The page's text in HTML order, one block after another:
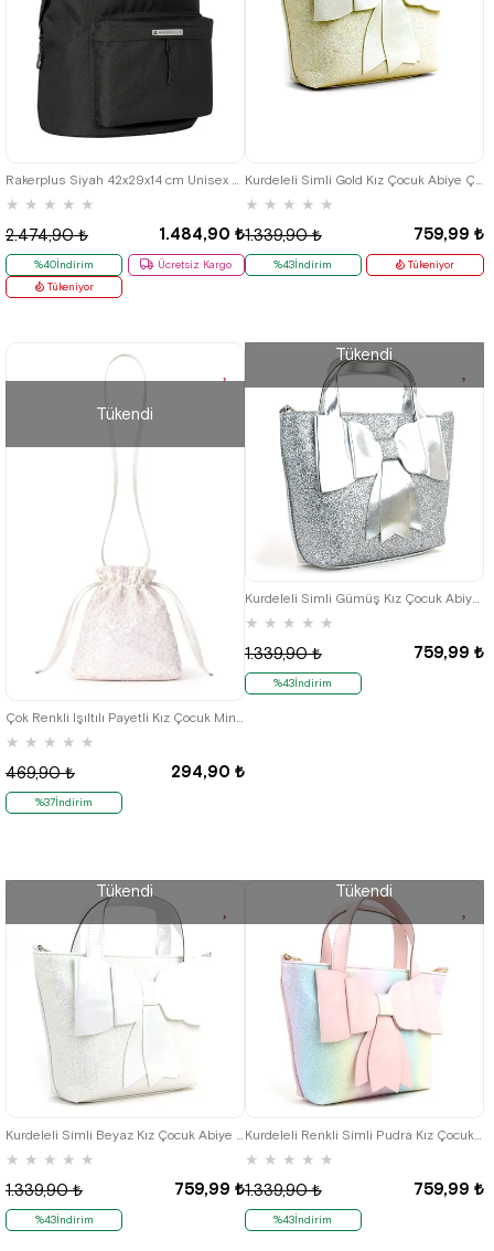
Rakerplus Siyah 42x29x14 cm Unisex Klasik Sırt Okul Çantası
★ ★ ★ ★ ★
1.484,90 ₺
2.474,90 ₺
%40İndirim
Ücretsiz Kargo
Tükeniyor
Kurdeleli Simli Gold Kız Çocuk Abiye Çanta
★ ★ ★ ★ ★
759,99 ₺
1.339,90 ₺
%43İndirim Tükeniyor
Tükendi
★ ★ ★ ★ ★
294,90 ₺
469,90 ₺
%37İndirim
Tükendi
Kurdeleli Simli Gümüş Kız Çocuk Abiye Çanta
★ ★ ★ ★ ★
759,99 ₺
1.339,90 ₺
%43İndirim
Tükendi
Kurdeleli Simli Beyaz Kız Çocuk Abiye Çanta
★ ★ ★ ★ ★
759,99 ₺
1.339,90 ₺
%43İndirim
Tükendi
Kurdeleli Renkli Simli Pudra Kız Çocuk Abiye Çanta
★ ★ ★ ★ ★
759,99 ₺
1.339,90 ₺
%43İndirim